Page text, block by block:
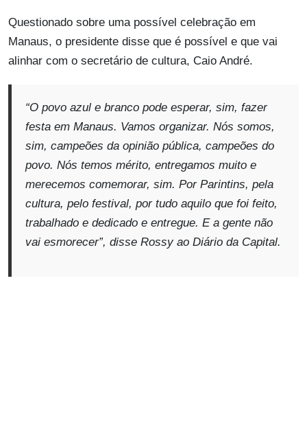
Questionado sobre uma possível celebração em
Manaus, o presidente disse que é possível e que vai
alinhar com o secretário de cultura, Caio André.
“O povo azul e branco pode esperar, sim, fazer
festa em Manaus. Vamos organizar. Nós somos,
sim, campeões da opinião pública, campeões do
povo. Nós temos mérito, entregamos muito e
merecemos comemorar, sim. Por Parintins, pela
cultura, pelo festival, por tudo aquilo que foi feito,
trabalhado e dedicado e entregue. E a gente não
vai esmorecer”, disse Rossy ao Diário da Capital.